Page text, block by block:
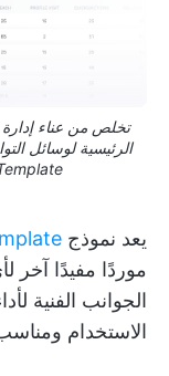
تخلص من عناء
الرئيسية لوسائل
يعد نموذج
موردًا مفيدًا
الجوانب الفنية
الاستخدام